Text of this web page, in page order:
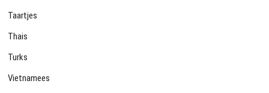
Taartjes
Thais
Turks
Vietnamees